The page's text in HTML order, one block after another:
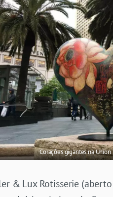
Corações gigantes na
& Lux Rotisserie